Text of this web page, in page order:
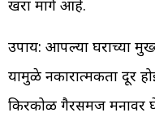
खरा मार्ग आहे.
उपाय: आपल्या घराच्या
यामुळे नकारात्मकता दूर
किरकोळ गैरसमज मनावर